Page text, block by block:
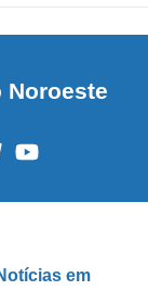
Noroeste
em